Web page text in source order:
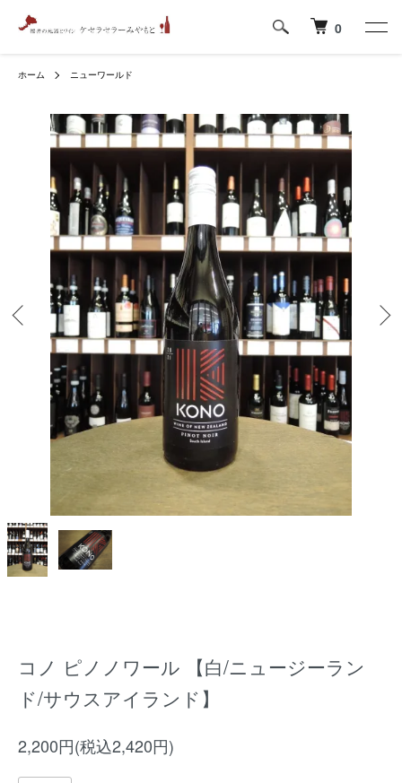
0
ホーム ニューワールド
コノ ピノノワール 【白/ニュージーラン
ド/サウスアイランド】
2,200円(税込2,420円)